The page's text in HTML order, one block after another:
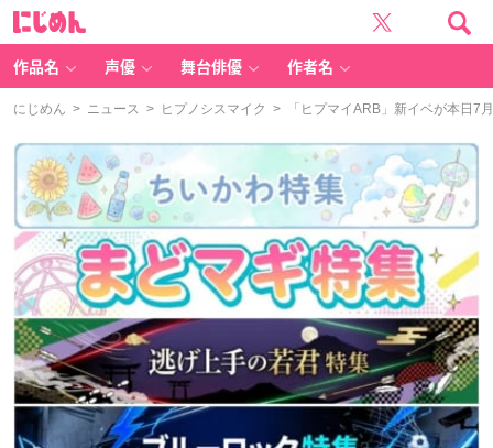
作品名 声優 舞台俳優 作者名
にじめん > ニュース > ヒプノシスマイク > 「ヒプマイARB」新イベが本日7